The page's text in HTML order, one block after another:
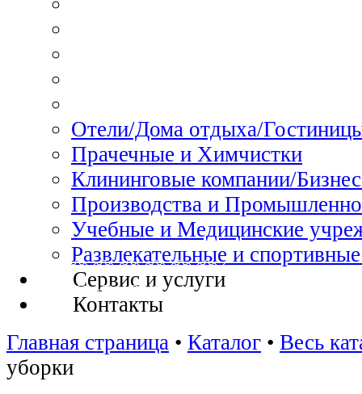
Отели/Дома отдыха/
Прачечные и Химчистки
Клининговые компании/
Производства и
Учебные и Медицинские
Развлекательные и
Сервис и услуги
Контакты
Главная страница • Каталог • Весь
уборки